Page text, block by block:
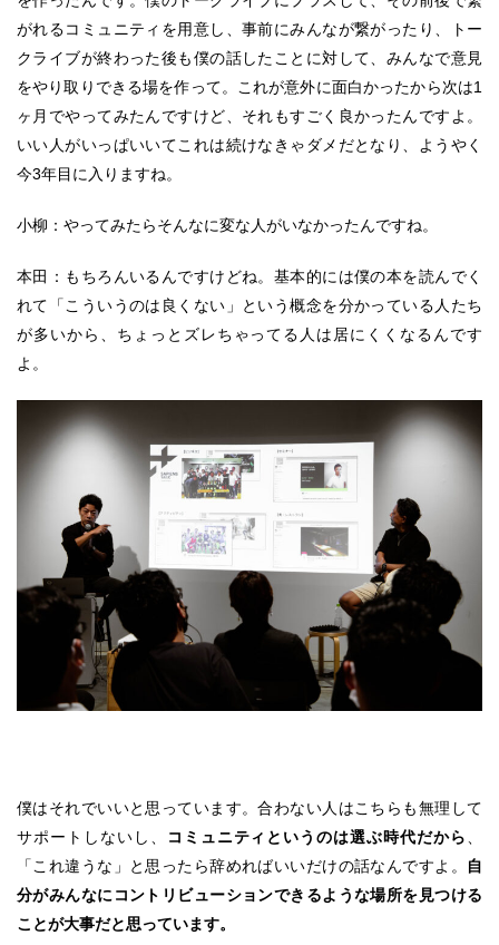
がれるコミュニティを用意し、事前にみんなが繋がったり、トー
クライブが終わった後も僕の話したことに対して、みんなで意見
をやり取りできる場を作って。これが意外に面白かったから次は1
ヶ月でやってみたんですけど、それもすごく良かったんですよ。
いい人がいっぱいいてこれは続けなきゃダメだとなり、ようやく
今3年目に入りますね。
小柳：やってみたらそんなに変な人がいなかったんですね。
本田：もちろんいるんですけどね。基本的には僕の本を読んでく
れて「こういうのは良くない」という概念を分かっている人たち
が多いから、ちょっとズレちゃってる人は居にくくなるんです
よ。
僕はそれでいいと思っています。合わない人はこちらも無理して
サポートしないし、
コミュニティというのは選ぶ時代だから
「これ違うな」と思ったら辞めればいいだけの話なんですよ。
自
分がみんなにコントリビューションできるような場所を見つける
ことが大事だと思っています。